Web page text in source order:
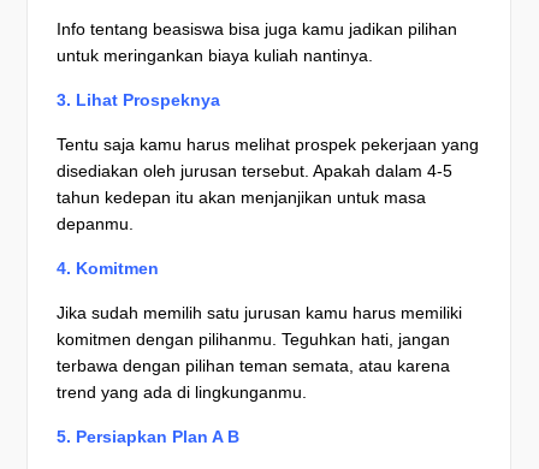
Info tentang beasiswa bisa juga kamu jadikan pilihan
untuk meringankan biaya kuliah nantinya.
3. Lihat Prospeknya
Tentu saja kamu harus melihat prospek pekerjaan yang
disediakan oleh jurusan tersebut. Apakah dalam 4-5
tahun kedepan itu akan menjanjikan untuk masa
depanmu.
4. Komitmen
Jika sudah memilih satu jurusan kamu harus memiliki
komitmen dengan pilihanmu. Teguhkan hati, jangan
terbawa dengan pilihan teman semata, atau karena
trend yang ada di lingkunganmu.
5. Persiapkan Plan A B